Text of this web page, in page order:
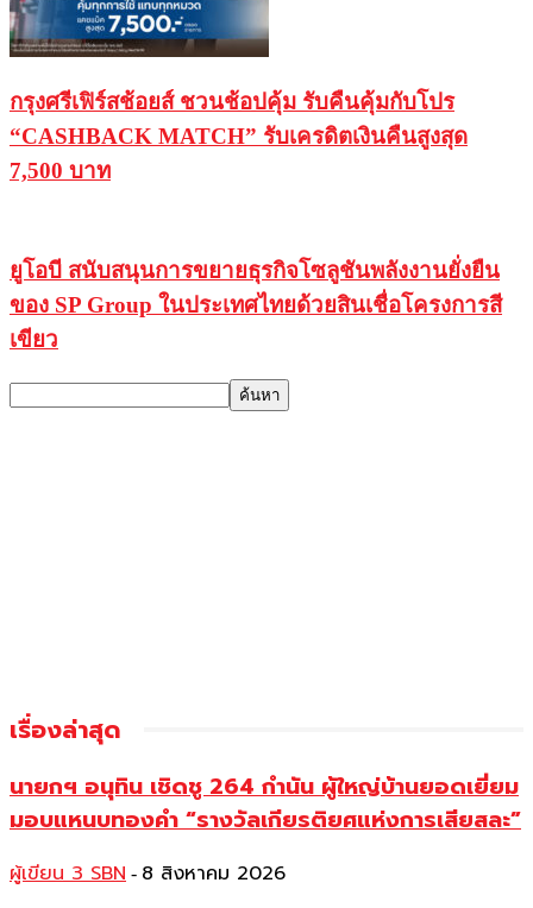
กรุงศรีเฟิร์สช้อยส์ ชวนช้อปคุ้ม รับคืนคุ้มกับโปร
“CASHBACK MATCH” รับเครดิตเงินคืนสูงสุด
7,500 บาท
ยูโอบี สนับสนุนการขยายธุรกิจโซลูชันพลังงานยั่งยืน
ของ SP Group ในประเทศไทยด้วยสินเชื่อโครงการสี
เขียว
เรื่องล่าสุด
นายกฯ อนุทิน เชิดชู 264 กำนัน ผู้ใหญ่บ้านยอดเยี่ยม
มอบแหนบทองคำ “รางวัลเกียรติยศแห่งการเสียสละ”
ผู้เขียน 3 SBN - 8 สิงหาคม 2026